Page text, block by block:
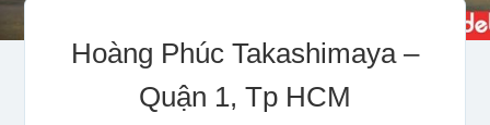
Hoàng Phúc Takashimaya –
Quận 1, Tp HCM